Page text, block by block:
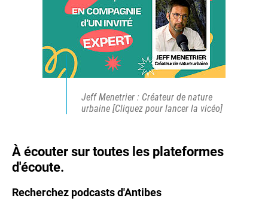
Jeff Menetrier : Créateur de nature
urbaine [Cliquez pour lancer la vicéo]
À écouter sur toutes les plateformes
d'écoute.
Recherchez podcasts d'Antibes